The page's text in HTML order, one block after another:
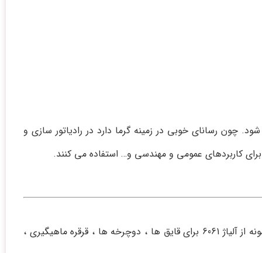
رسانای خوبی در زمینه گرما دارد در رادیاتور سازی و
کاربردهای عمومی و مهندسی و… استفاده می کنند.
از سوی دیگر میلگرد آلومینیوم را در پوشش سقف ها ، قرنیزها ، ساخت قطعات خودرو، مخازن ضد زنگ و… به کار می برند. به طور نمونه از آلیاژ 6061 برای قایق ها ، دوچرخه ها ، قرقره ماهیگیری ،